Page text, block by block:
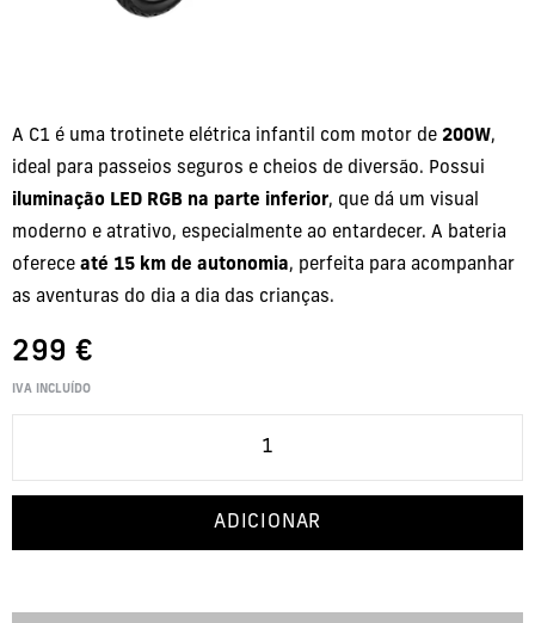
A C1 é uma trotinete elétrica infantil com motor de 200W,
ideal para passeios seguros e cheios de diversão. Possui
iluminação LED RGB na parte inferior, que dá um visual
moderno e atrativo, especialmente ao entardecer. A bateria
oferece até 15 km de autonomia, perfeita para acompanhar
as aventuras do dia a dia das crianças.
299 €
IVA INCLUÍDO
ADICIONAR